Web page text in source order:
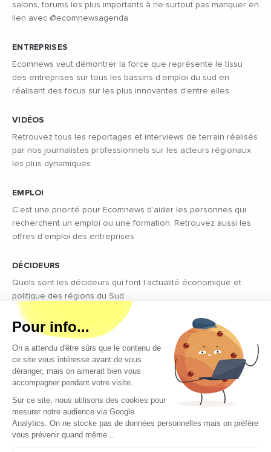
salons, forums les plus importants à ne surtout pas manquer en
lien avec @ecomnewsagenda
ENTREPRISES
Ecomnews veut démontrer la force que représente le tissu
des entreprises sur tous les bassins d’emploi du sud en
réalisant des focus sur les plus innovantes d’entre elles
VIDÉOS
Retrouvez tous les reportages et interviews de terrain réalisés
par nos journalistes professionnels sur les acteurs régionaux
les plus dynamiques
EMPLOI
C’est une priorité pour Ecomnews d’aider les personnes qui
recherchent un emploi ou une formation. Retrouvez aussi les
offres d’emploi des entreprises
DÉCIDEURS
Quels sont les décideurs qui font l’actualité économique et
politique des régions du Sud
Copyright © 2026 - Tous droits réservés
Qui sommes-nous ?
Contact